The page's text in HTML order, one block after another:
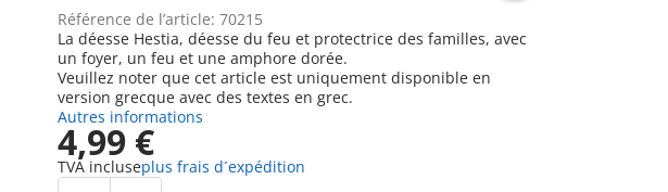
Référence de l’article: 70215
La déesse Hestia, déesse du feu et protectrice des familles, avec
un foyer, un feu et une amphore dorée.
Veuillez noter que cet article est uniquement disponible en
version grecque avec des textes en grec.
Autres informations
4,99 €
TVA incluseplus frais d´expédition